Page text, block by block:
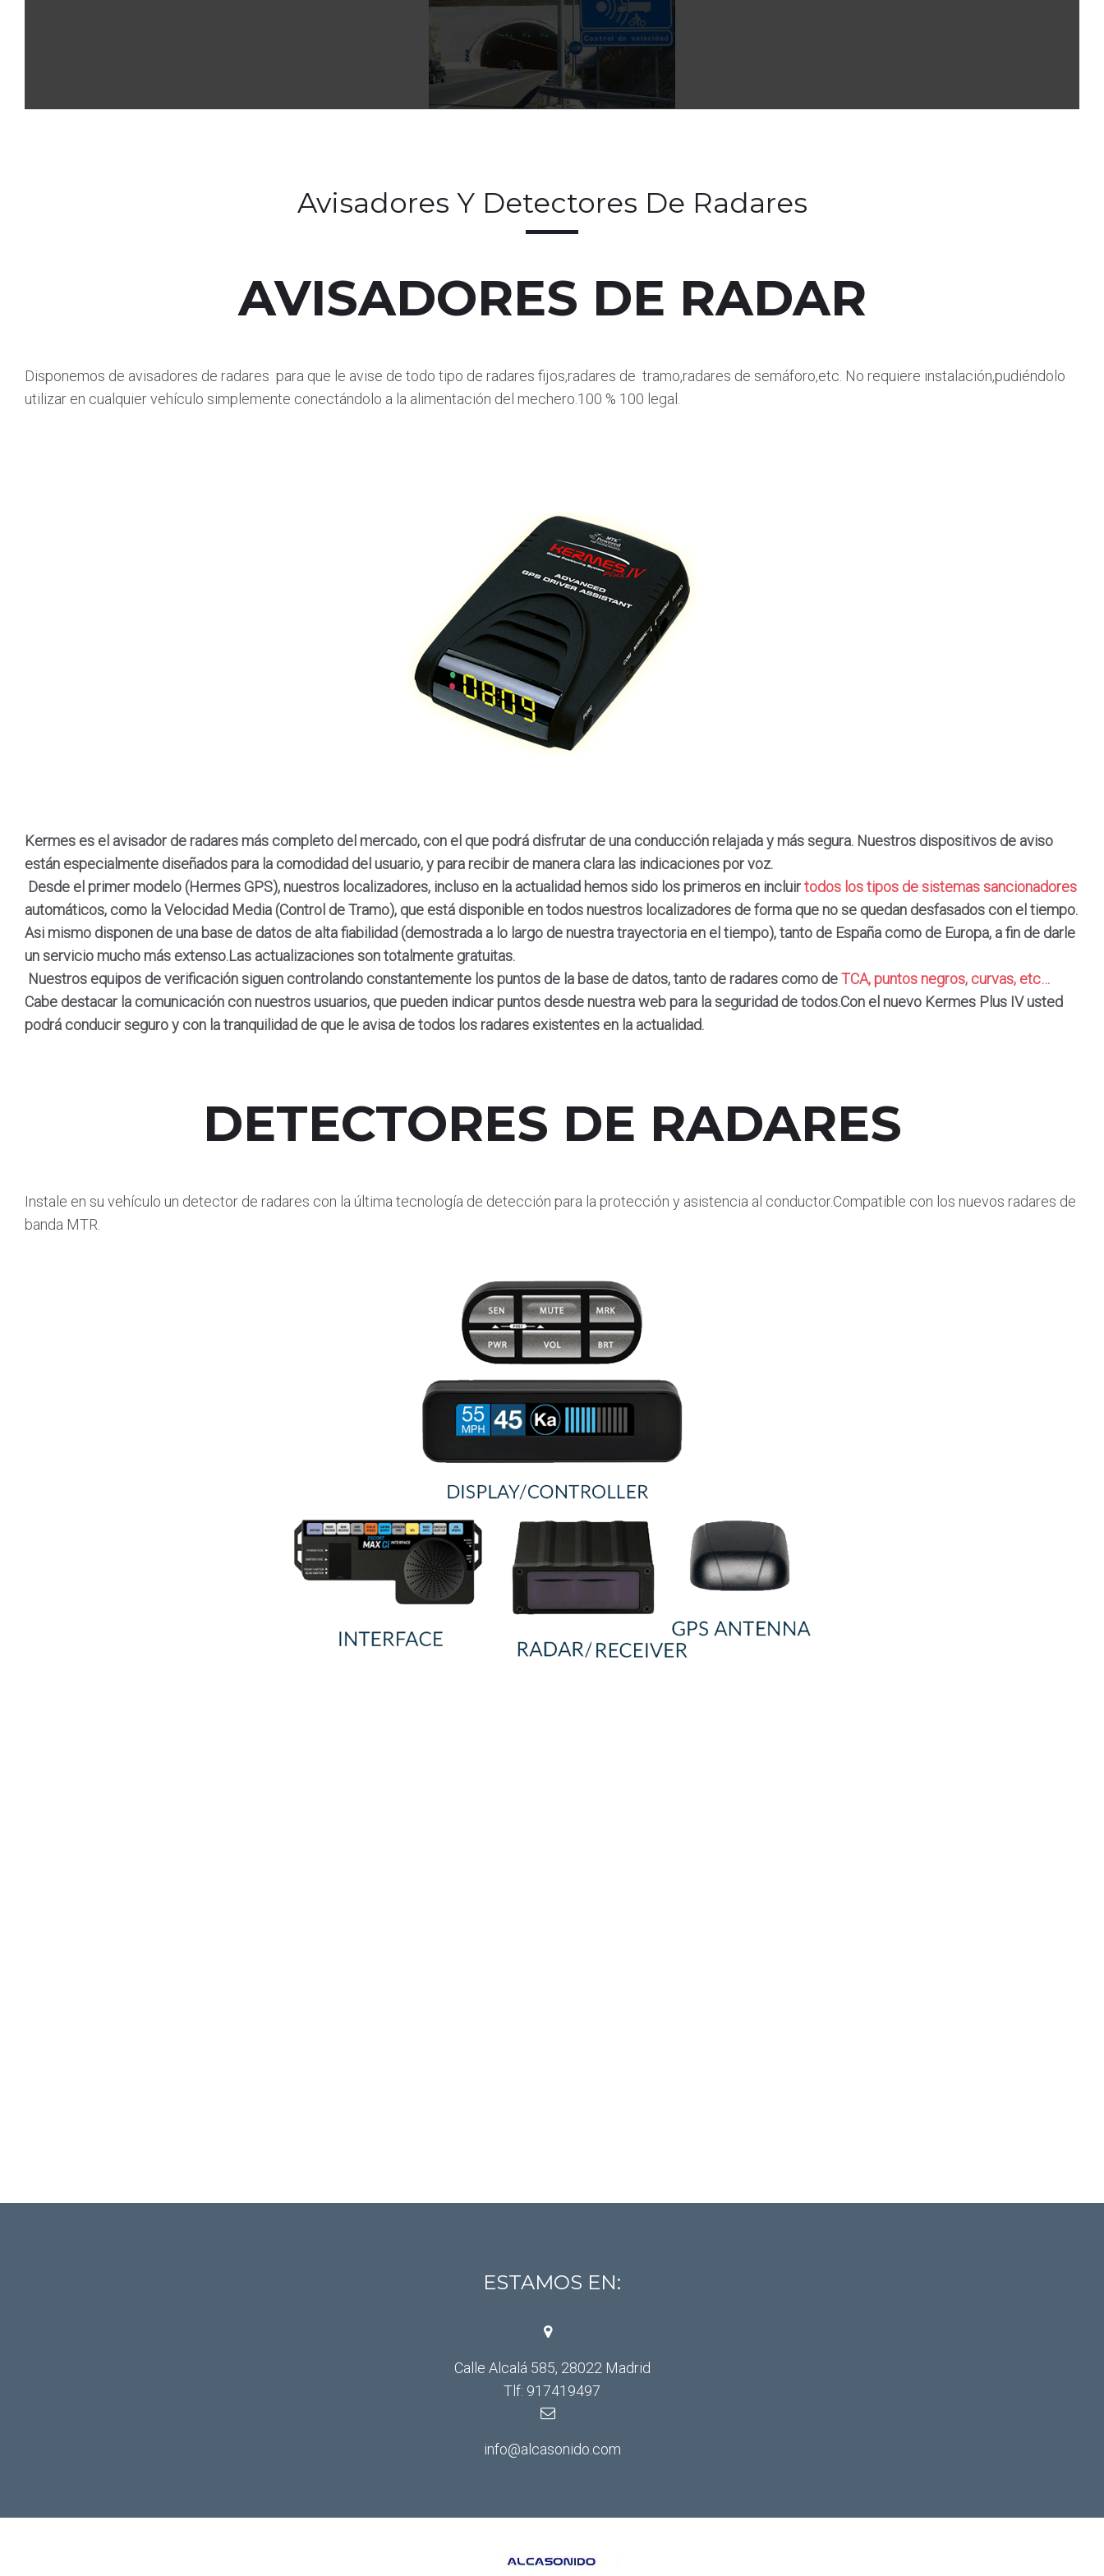
Avisadores Y Detectores De Radares
AVISADORES DE RADAR
Disponemos de avisadores de radares para que le avise de todo tipo de radares fijos,radares de tramo,radares de semáforo,etc. No requiere instalación,pudiéndolo
utilizar en cualquier vehículo simplemente conectándolo a la alimentación del mechero.100 % 100 legal.
Kermes es el avisador de radares más completo del mercado, con el que podrá disfrutar de una conducción relajada y más segura. Nuestros dispositivos de aviso
están especialmente diseñados para la comodidad del usuario, y para recibir de manera clara las indicaciones por voz.
Desde el primer modelo (Hermes GPS), nuestros localizadores, incluso en la actualidad hemos sido los primeros en incluirtodos los tipos de sistemas sancionadores
automáticos, como la Velocidad Media (Control de Tramo), que está disponible en todos nuestros localizadores de forma que no se quedan desfasados con el tiempo.
Asi mismo disponen de una base de datos de alta fiabilidad (demostrada a lo largo de nuestra trayectoria en el tiempo), tanto de España como de Europa, a fin de darle
un servicio mucho más extenso.Las actualizaciones son totalmente gratuitas.
Nuestros equipos de verificación siguen controlando constantemente los puntos de la base de datos, tanto de radares como deTCA, puntos negros, curvas, etc…
Cabe destacar la comunicación con nuestros usuarios, que pueden indicar puntos desde nuestra web para la seguridad de todos.Con el nuevo Kermes Plus IV usted
podrá conducir seguro y con la tranquilidad de que le avisa de todos los radares existentes en la actualidad.
DETECTORES DE RADARES
Instale en su vehículo un detector de radares con la última tecnología de detección para la protección y asistencia al conductor.Compatible con los nuevos radares de
banda MTR.
ESTAMOS EN:
Calle Alcalá 585, 28022 Madrid
Tlf: 917419497
info@alcasonido.com